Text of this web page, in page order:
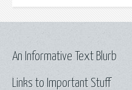
Links to Important Stuff
An Informative Text Blurb